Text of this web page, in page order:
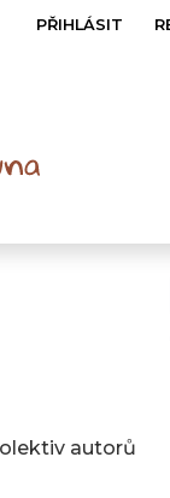
PŘIHLÁSIT
autorů